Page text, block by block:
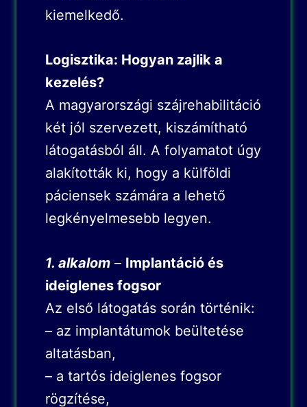
kiemelkedő.
Logisztika: Hogyan zajlik a
kezelés?
A magyarországi szájrehabilitáció
két jól szervezett, kiszámítható
látogatásból áll. A folyamatot úgy
alakították ki, hogy a külföldi
páciensek számára a lehető
legkényelmesebb legyen.
1. alkalom– Implantáció és
ideiglenes fogsor
Az első látogatás során történik:
– az implantátumok beültetése
altatásban,
– a tartós ideiglenes fogsor
rögzítése,